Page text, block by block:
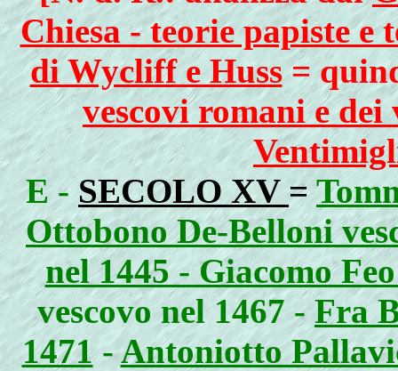
Chiesa - teorie papiste e
di Wycliff e Huss=
vescovi romani e dei
E -SECOLO XV=
Ottobono De-Belloni
nel 1445 - Giacomo
vescovo nel 1467 -Fra
1471-Antoniotto